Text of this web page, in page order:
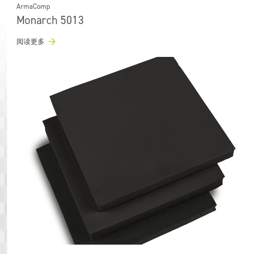
ArmaComp
Monarch 5013
阅读更多